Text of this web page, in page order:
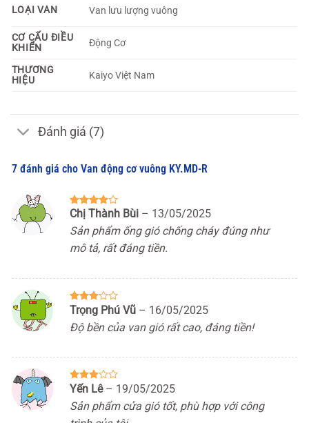
LOẠI VAN Van lưu lượng vuông
CƠ CẤU ĐIỀU
KHIỂN
Động Cơ
THƯƠNG
HIỆU
Kaiyo Việt Nam
Đánh giá (7)
7 đánh giá cho Van động cơ vuông KY.MD-R
Được
xếp hạng
45 sao
Chị Thành Bùi – 13/05/2025
Sản phẩm ống gió chống cháy đúng như
mô tả, rất đáng tiền.
Được
hạng3
Trọng Phú Vũ – 16/05/2025
Độ bền của van gió rất cao, đáng tiền!
Được
hạng3
5 sao
Yến Lê – 19/05/2025
Sản phẩm cửa gió tốt, phù hợp với công